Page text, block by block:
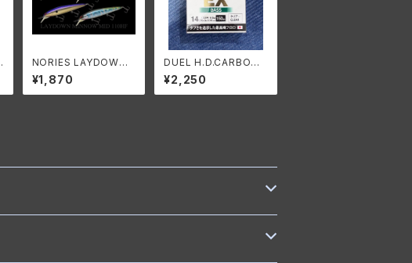
NORIES LAYDOWN
MINNOW MID HF/ノ
リーズ レイダウンミノー
ミッド ハイフロート
¥1,870
DUEL H.D.CARBON E
X BASS 14Lbs./デュ
エル HDカーボン EX
バス 14Lbs.(3.5号)
¥2,250